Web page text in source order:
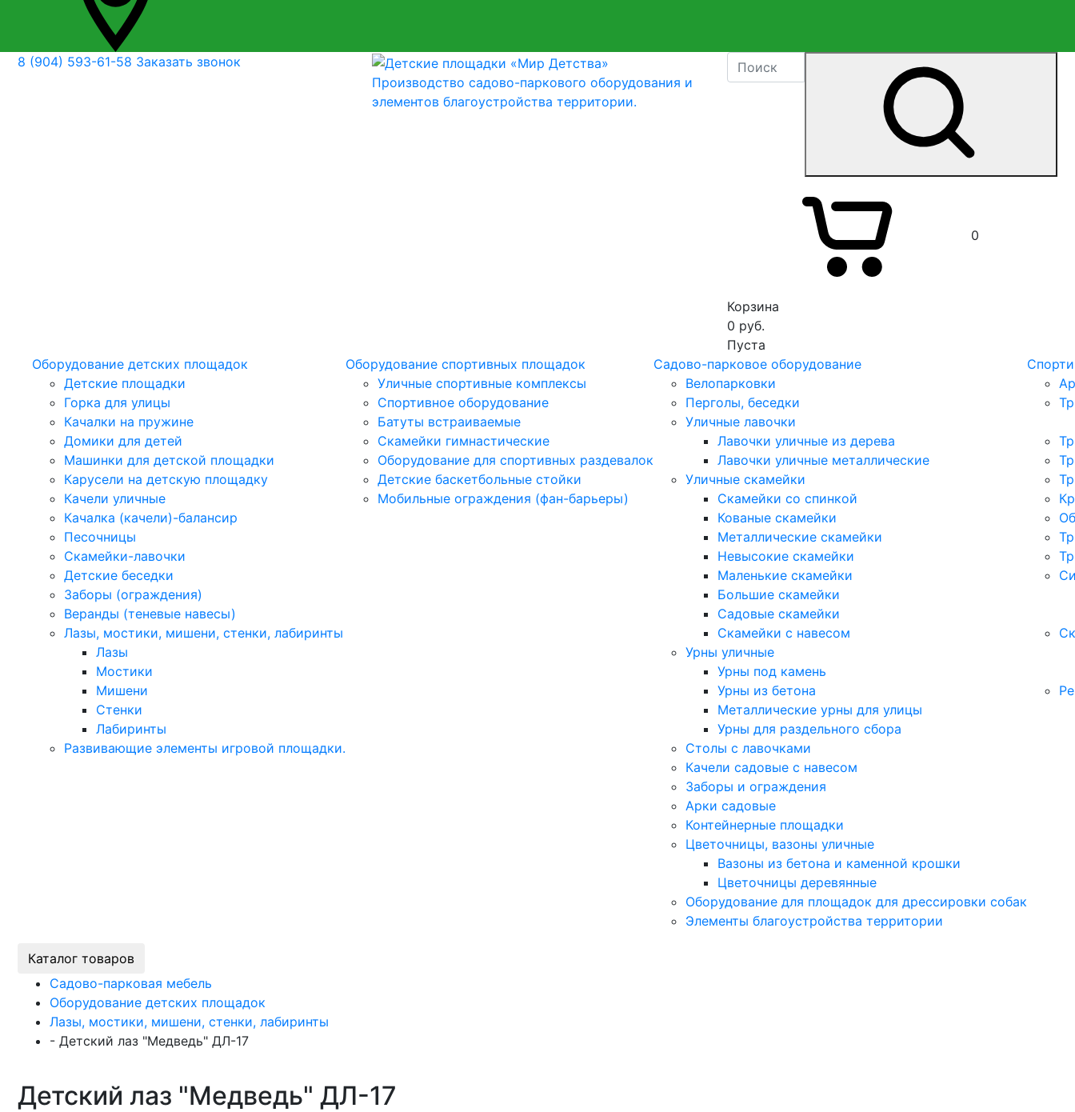
8 (904) 593-61-58 Заказать звонок
Производство садово-паркового оборудования и
элементов благоустройства территории.
0
Корзина
0 руб.
Пуста
Оборудование детских площадок
Детские площадки
Горка для улицы
Качалки на пружине
Домики для детей
Машинки для детской площадки
Карусели на детскую площадку
Качели уличные
Качалка (качели)-балансир
Песочницы
Скамейки-лавочки
Детские беседки
Заборы (ограждения)
Веранды (теневые навесы)
Лазы, мостики, мишени, стенки, лабиринты
Лазы
Мостики
Мишени
Стенки
Лабиринты
Развивающие элементы игровой площадки.
Оборудование спортивных площадок
Уличные спортивные комплексы
Спортивное оборудование
Батуты встраиваемые
Скамейки гимнастические
Оборудование для спортивных раздевалок
Детские баскетбольные стойки
Мобильные ограждения (фан-барьеры)
Садово-парковое оборудование
Велопарковки
Перголы, беседки
Уличные лавочки
Лавочки уличные из дерева
Лавочки уличные металлические
Уличные скамейки
Скамейки со спинкой
Кованые скамейки
Металлические скамейки
Невысокие скамейки
Маленькие скамейки
Большие скамейки
Садовые скамейки
Скамейки с навесом
Урны уличные
Урны под камень
Урны из бетона
Металлические урны для улицы
Урны для раздельного сбора
Столы с лавочками
Качели садовые с навесом
Заборы и ограждения
Арки садовые
Контейнерные площадки
Цветочницы, вазоны уличные
Вазоны из бетона и каменной крошки
Цветочницы деревянные
Оборудование для площадок для дрессировки собак
Элементы благоустройства территории
Каталог товаров
Садово-парковая мебель
Оборудование детских площадок
Лазы, мостики, мишени, стенки, лабиринты
- Детский лаз "Медведь" ДЛ-17
Детский лаз "Медведь" ДЛ-17